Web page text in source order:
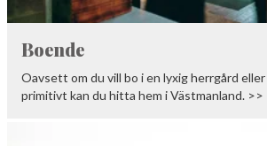
Boende
Oavsett om du vill bo i en lyxig herrgård
primitivt kan du hitta hem i Västmanland. >>